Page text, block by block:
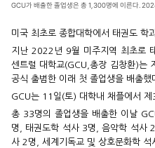
GCU가 배출한 졸업생은 총 1,300명에 이른다.
미국 최초로 종합대학에서 태권도 학
지난 2022년 9월 미주지역 최초로
센트럴 대학교(GCU,총장 김창환)는
공식 출범한 이래 첫 졸업생을 배출했
GCU는 11일(토) 대학내 채플에서 제
총 33명의 졸업생을 배출한 이날
명, 태권도학 석사 3명, 음악학 석사
사 2명, 세계기독교 및 상호문화학